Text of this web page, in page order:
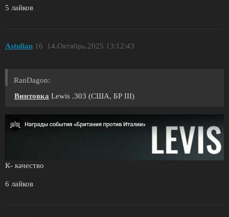
5 лайков
Astulian 14.Октябрь.2025 13:12:43
16
RanDagon:
Винтовка Lewis .303 (США, БР III)
К- качество
6 лайков